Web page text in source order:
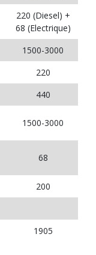
220 (Diesel) +
68 (Electrique)
1500-3000
220
440
1500-3000
68
200
1905